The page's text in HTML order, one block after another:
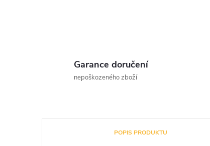
Garance doručení
nepoškozeného zboží
POPIS PRODUKTU